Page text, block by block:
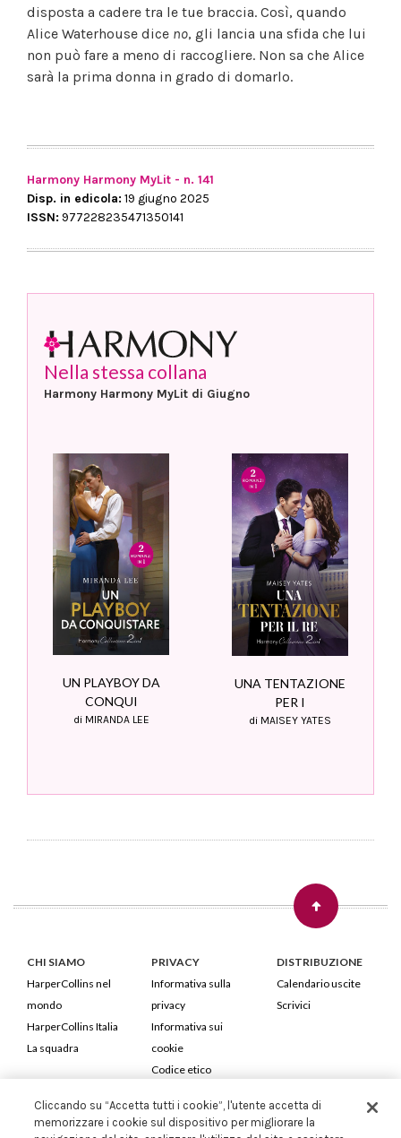
disposta a cadere tra le tue braccia. Così, quando
Alice Waterhouse dice no, gli lancia una sfida che lui
non può fare a meno di raccogliere. Non sa che Alice
sarà la prima donna in grado di domarlo.
Harmony Harmony MyLit - n. 141
Disp. in edicola: 19 giugno 2025
ISSN: 977228235471350141
Nella stessa collana
Harmony Harmony MyLit di Giugno
UN PLAYBOY DA
CONQUI
di MIRANDA LEE
UNA TENTAZIONE
PER I
di MAISEY YATES
CHI SIAMO
HarperCollins nel
mondo
HarperCollins Italia
La squadra
PRIVACY
Informativa sulla
privacy
Informativa sui
cookie
Codice etico
DISTRIBUZIONE
Calendario uscite
Scrivici
HarperCollins Italia S.p.A. Viale Monte Nero, 84 - 20135 Milano
Cod. Fiscale e P.IVA 05946780151 - Capitale Sociale 258.250 €
Cliccando su “Accetta tutti i cookie”, l'utente accetta di
memorizzare i cookie sul dispositivo per migliorare la